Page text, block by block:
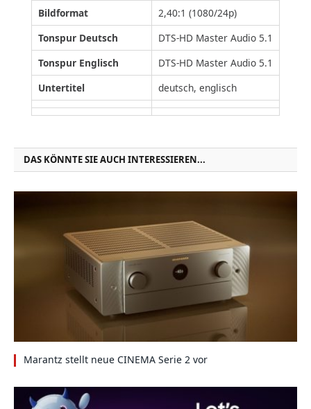
Bildformat
2,40:1 (1080/24p)
Tonspur Deutsch
DTS-HD Master Audio 5.1
Tonspur Englisch
DTS-HD Master Audio 5.1
Untertitel
deutsch, englisch
DAS KÖNNTE SIE AUCH INTERESSIEREN...
Marantz stellt neue CINEMA Serie 2 vor